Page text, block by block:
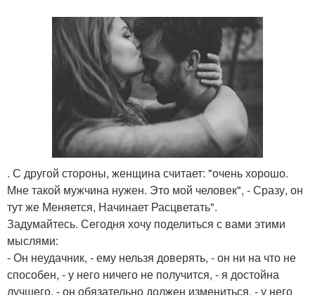
. С другой стороны, женщина считает: "очень хорошо.
Мне такой мужчина нужен. Это мой человек", - Сразу, он
тут же Меняется, Начинает Расцветать".
Задумайтесь. Сегодня хочу поделиться с вами этими
мыслями:
- Он неудачник, - ему нельзя доверять, - он ни на что не
способен, - у него ничего не получится, - я достойна
лучшего, - он обязательно должен измениться, - у него